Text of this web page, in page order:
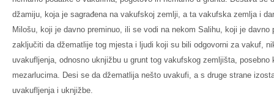
džamiju, koja je sagrađena na vakufskoj zemlji, a ta vakufska zemlja i
Milošu, koji je davno preminuo, ili se vodi na nekom Salihu, koji je davno
zaključiti da džematlije tog mjesta i ljudi koji su bili odgovorni za vakuf,
uvakufljenja, odnosno uknjižbu u grunt tog vakufskog zemljišta, posebno
mezarlucima. Desi se da džematlija nešto uvakufi, a s druge strane
uvakufljenja i uknjižbe.